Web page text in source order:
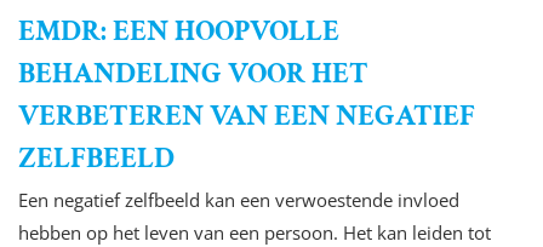
EMDR: EEN HOOPVOLLE
BEHANDELING VOOR HET
VERBETEREN VAN EEN NEGATIEF
ZELFBEELD
Een negatief zelfbeeld kan een verwoestende invloed
hebben op het leven van een persoon. Het kan leiden tot